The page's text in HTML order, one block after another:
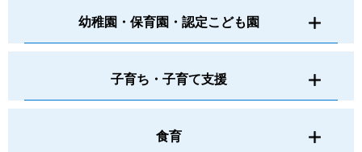
幼稚園・保育園・認定こども園
子育ち・子育て支援
食育